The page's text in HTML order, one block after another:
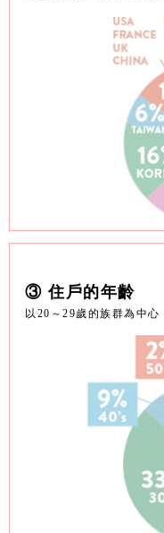
③ 住戶的年齡
以20～29歲的族群為中心